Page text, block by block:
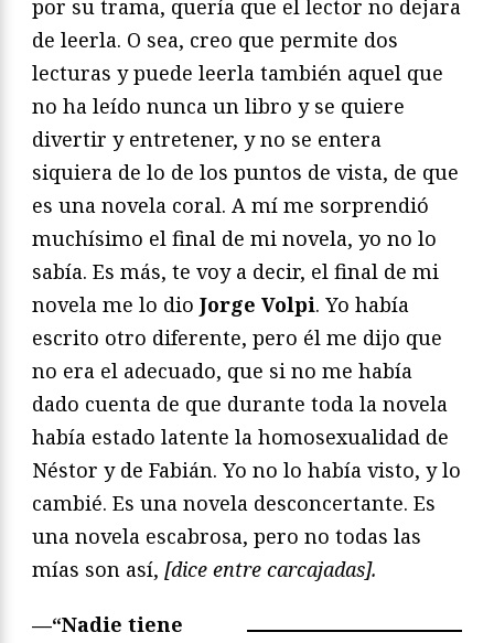
por su trama, quería que el lector no dejara
de leerla. O sea, creo que permite dos
lecturas y puede leerla también aquel que
no ha leído nunca un libro y se quiere
divertir y entretener, y no se entera
siquiera de lo de los puntos de vista, de que
es una novela coral. A mí me sorprendió
muchísimo el final de mi novela, yo no lo
sabía. Es más, te voy a decir, el final de mi
novela me lo dio Jorge Volpi. Yo había
escrito otro diferente, pero él me dijo que
no era el adecuado, que si no me había
dado cuenta de que durante toda la novela
había estado latente la homosexualidad de
Néstor y de Fabián. Yo no lo había visto, y lo
cambié. Es una novela desconcertante. Es
una novela escabrosa, pero no todas las
mías son así, [dice entre carcajadas].
—“Nadie tiene